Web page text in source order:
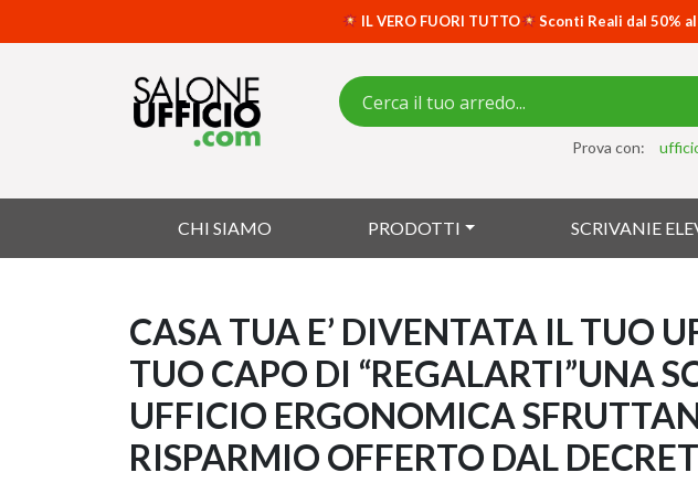
IL VERO FUORI TUTTO Sconti Reali dal 50%
Prova con:
CHI SIAMO PRODOTTI SCRIVANIE
CASA TUA E’ DIVENTATA IL TUO
TUO CAPO DI “REGALARTI”UNA
UFFICIO ERGONOMICA
RISPARMIO OFFERTO DAL